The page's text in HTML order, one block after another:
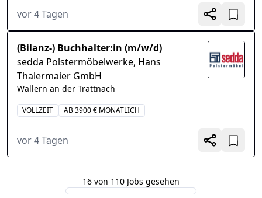
vor 4 Tagen
(Bilanz-) Buchhalter:in (m/w/d)
sedda Polstermöbelwerke, Hans
Thalermaier GmbH
Wallern an der Trattnach
VOLLZEIT AB 3900 € MONATLICH
vor 4 Tagen
16 von 110 Jobs gesehen